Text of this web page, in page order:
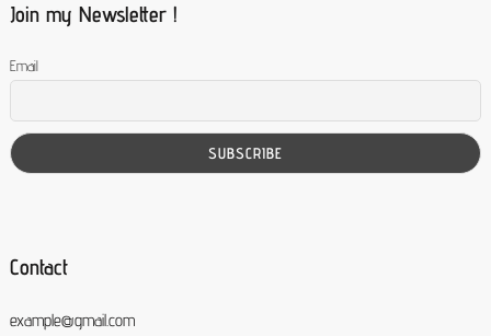
Join my Newsletter !
Email
Contact
example@gmail.com